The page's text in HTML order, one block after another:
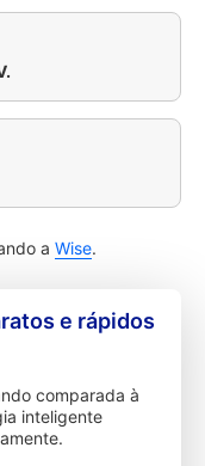
a Wise.
e rápidos
comparada à
inteligente